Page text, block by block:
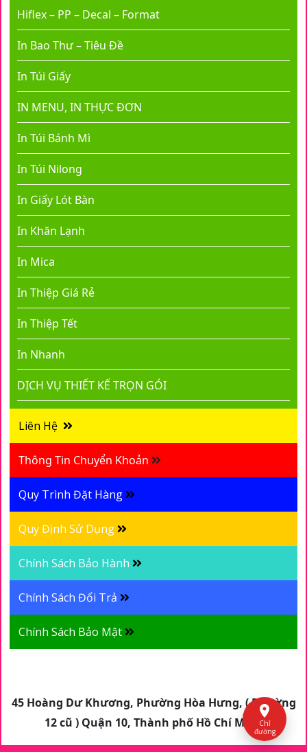
Hiflex – PP – Decal – Format
In Bao Thư – Tiêu Đề
In Túi Giấy
IN MENU, IN THỰC ĐƠN
In Túi Bánh Mì
In Túi Nilong
In Giấy Lót Bàn
In Khăn Lạnh
In Mica
In Thiệp Giá Rẻ
In Thiệp Tết
In Nhanh
DỊCH VỤ THIẾT KẾ TRỌN GÓI
Liên Hệ
Thông Tin Chuyển Khoản
Quy Trình Đặt Hàng
Quy Định Sử Dụng
Chính Sách Bảo Hành
Chính Sách Đổi Trả
Chính Sách Bảo Mật
45 Hoàng Dư Khương, Phường Hòa Hưng, ( Phường
12 cũ ) Quận 10, Thành phố Hồ Chí MinhChỉ
đường